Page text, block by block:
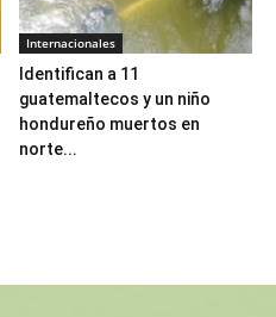
Internacionales
Identifican a 11
guatemaltecos y un niño
hondureño muertos en
norte...